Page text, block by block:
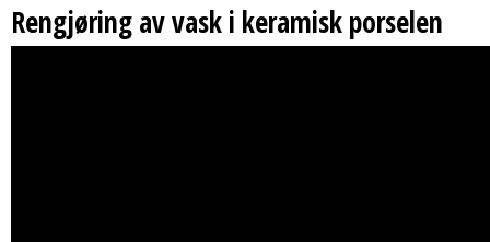
Rengjøring av vask i keramisk porselen